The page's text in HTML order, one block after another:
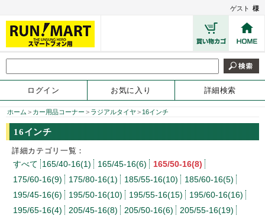
ゲスト 様
ログイン お気に入り 詳細検索
ホーム > カー用品コーナー > ラジアルタイヤ > 16インチ
16インチ
詳細カテゴリ一覧：
すべて 165/40-16(1) 165/45-16(6)
165/50-16(8)
175/60-16(9)
175/80-16(1) 185/55-16(10)
185/60-16(5)
195/45-16(6)
195/50-16(10) 195/55-16(15)
195/60-16(16)
195/65-16(4)
205/45-16(8) 205/50-16(6)
205/55-16(19)